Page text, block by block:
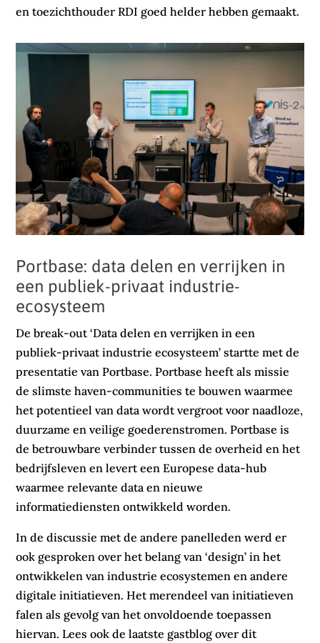
en toezichthouder RDI goed helder hebben gemaakt.
Portbase: data delen en verrijken in
een publiek-privaat industrie-
ecosysteem
De break-out ‘Data delen en verrijken in een
publiek-privaat industrie ecosysteem’ startte met de
presentatie van Portbase. Portbase heeft als missie
de slimste haven-communities te bouwen waarmee
het potentieel van data wordt vergroot voor naadloze,
duurzame en veilige goederenstromen. Portbase is
de betrouwbare verbinder tussen de overheid en het
bedrijfsleven en levert een Europese data-hub
waarmee relevante data en nieuwe
informatiediensten ontwikkeld worden.
In de discussie met de andere panelleden werd er
ook gesproken over het belang van ‘design’ in het
ontwikkelen van industrie ecosystemen en andere
digitale initiatieven. Het merendeel van initiatieven
falen als gevolg van het onvoldoende toepassen
hiervan. Lees ook de laatste gastblog over dit